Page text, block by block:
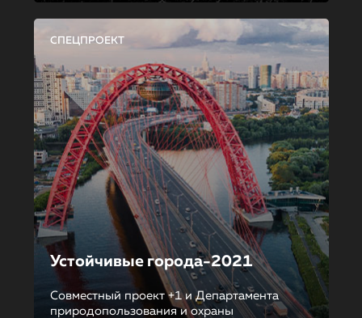
СПЕЦПРОЕКТ
Устойчивые города-2021
Совместный проект +1 и Департамента
природопользования и охраны